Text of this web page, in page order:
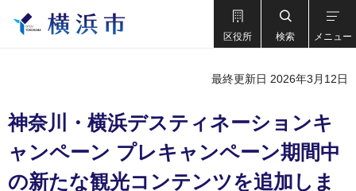
区役所 検索 メニュー
最終更新日 2026年3月12日
神奈川・横浜デスティネーションキ
ャンペーン プレキャンペーン期間中
の新たな観光コンテンツを追加しま